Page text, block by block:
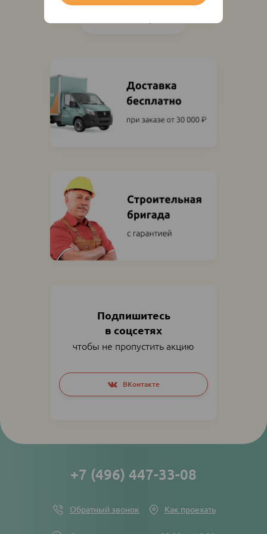
Подпишитесь
в соцсетях
чтобы не пропустить акцию
Social
networks
links
ВКонтакте
+7 (496) 447-33-08
Обратный звонок Как проехать